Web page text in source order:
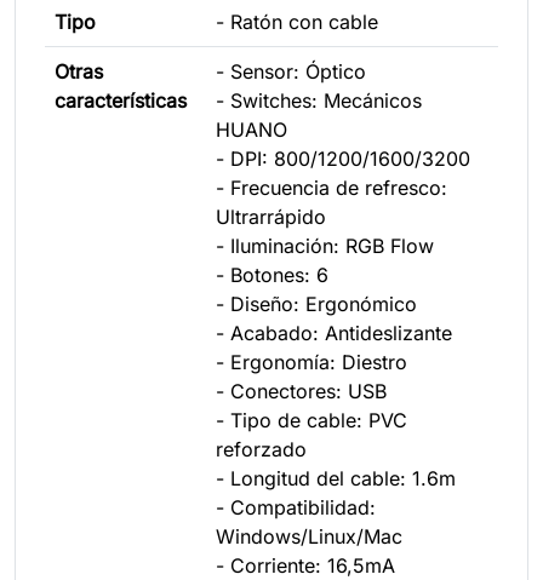
Tipo - Ratón con cable
Otras
características
- Sensor: Óptico
- Switches: Mecánicos
HUANO
- DPI: 800/1200/1600/3200
- Frecuencia de refresco:
Ultrarrápido
- Iluminación: RGB Flow
- Botones: 6
- Diseño: Ergonómico
- Acabado: Antideslizante
- Ergonomía: Diestro
- Conectores: USB
- Tipo de cable: PVC
reforzado
- Longitud del cable: 1.6m
- Compatibilidad:
Windows/Linux/Mac
- Corriente: 16,5mA